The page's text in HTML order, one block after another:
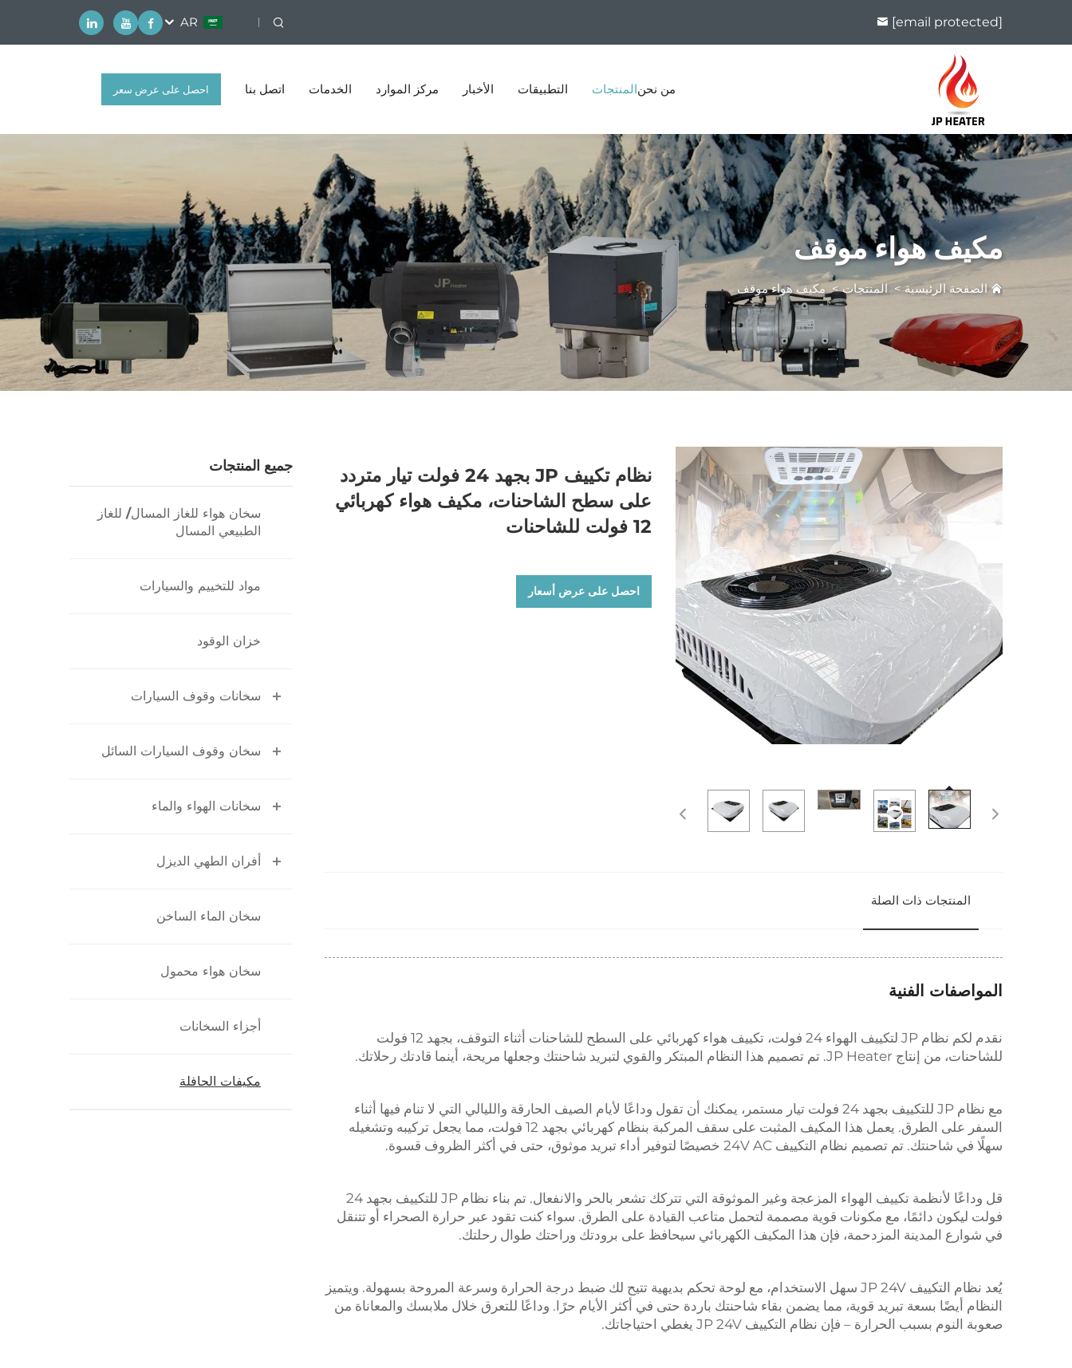
[email protected]
AR
من نحنالمنتجات التطبيقات الأخبار مركز الموارد الخدمات اتصل بنا احصل على عرض سعر
مكيف هواء موقف
الصفحة الرئيسية>المنتجات> مكيف هواء موقف
جميع المنتجات
سخان هواء للغاز المسال/ للغاز
الطبيعي المسال
مواد للتخييم والسيارات
خزان الوقود
سخانات وقوف السيارات
سخان وقوف السيارات السائل
سخانات الهواء والماء
أفران الطهي الديزل
سخان الماء الساخن
سخان هواء محمول
أجزاء السخانات
مكيفات الحافلة
نظام تكييف JP بجهد 24 فولت تيار متردد
على سطح الشاحنات، مكيف هواء كهربائي
12 فولت للشاحنات
احصل على عرض أسعار
المنتجات ذات الصلة
المواصفات الفنية
نقدم لكم نظام JP لتكييف الهواء 24 فولت، تكييف هواء كهربائي على السطح للشاحنات أثناء التوقف، بجهد 12 فولت
للشاحنات، من إنتاج JP Heater. تم تصميم هذا النظام المبتكر والقوي لتبريد شاحنتك وجعلها مريحة، أينما قادتك رحلاتك.
مع نظام JP للتكييف بجهد 24 فولت تيار مستمر، يمكنك أن تقول وداعًا لأيام الصيف الحارقة والليالي التي لا تنام فيها أثناء
السفر على الطرق. يعمل هذا المكيف المثبت على سقف المركبة بنظام كهربائي بجهد 12 فولت، مما يجعل تركيبه وتشغيله
سهلًا في شاحنتك. تم تصميم نظام التكييف 24V AC خصيصًا لتوفير أداء تبريد موثوق، حتى في أكثر الظروف قسوة.
قل وداعًا لأنظمة تكييف الهواء المزعجة وغير الموثوقة التي تتركك تشعر بالحر والانفعال. تم بناء نظام JP للتكييف بجهد 24
فولت ليكون دائمًا، مع مكونات قوية مصممة لتحمل متاعب القيادة على الطرق. سواء كنت تقود عبر حرارة الصحراء أو تتنقل
في شوارع المدينة المزدحمة، فإن هذا المكيف الكهربائي سيحافظ على برودتك وراحتك طوال رحلتك.
يُعد نظام التكييف JP 24V سهل الاستخدام، مع لوحة تحكم بديهية تتيح لك ضبط درجة الحرارة وسرعة المروحة بسهولة. ويتميز
النظام أيضًا بسعة تبريد قوية، مما يضمن بقاء شاحنتك باردة حتى في أكثر الأيام حرًا. وداعًا للتعرق خلال ملابسك والمعاناة من
صعوبة النوم بسبب الحرارة – فإن نظام التكييف JP 24V يغطي احتياجاتك.